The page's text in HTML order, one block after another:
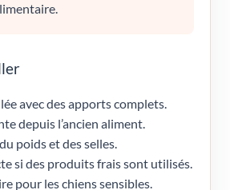
avec des apports complets.
depuis l’ancien aliment.
poids et des selles.
si des produits frais sont utilisés.
pour les chiens sensibles.